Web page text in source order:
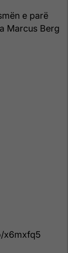
e parë
Marcus Berg
x6mxfq5